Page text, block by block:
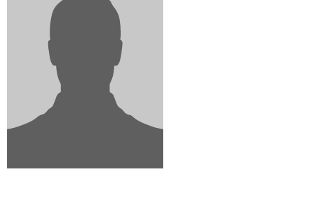
ADVOKÁTNÍ DENÍK
9. SNĚM
KONTAKT